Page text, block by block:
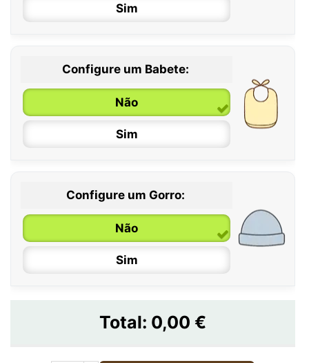
12 / 18 meses
Sim
Configure um Babete:
Não
Sim
Configure um Gorro:
Não
Sim
Total: 0,00 €